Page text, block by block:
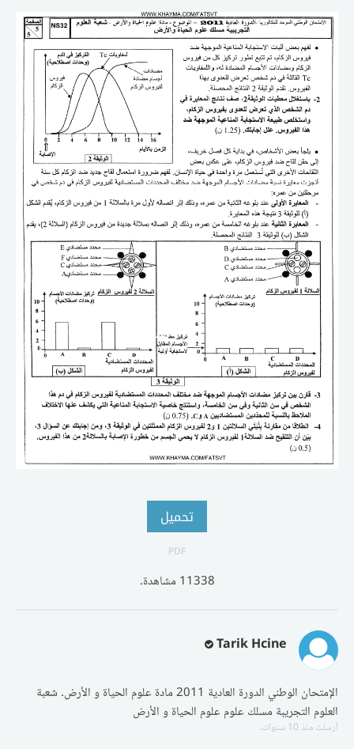
تحميل
PDF
11338 مشاهدة.
Tarik Hcine
الإمتحان الوطني الدورة العادية 2011 مادة علوم الحياة و الأرض. شعبة
العلوم التجريبة مسلك علوم علوم الحياة و الأرض
أرسلت منذ 10 سنوات .